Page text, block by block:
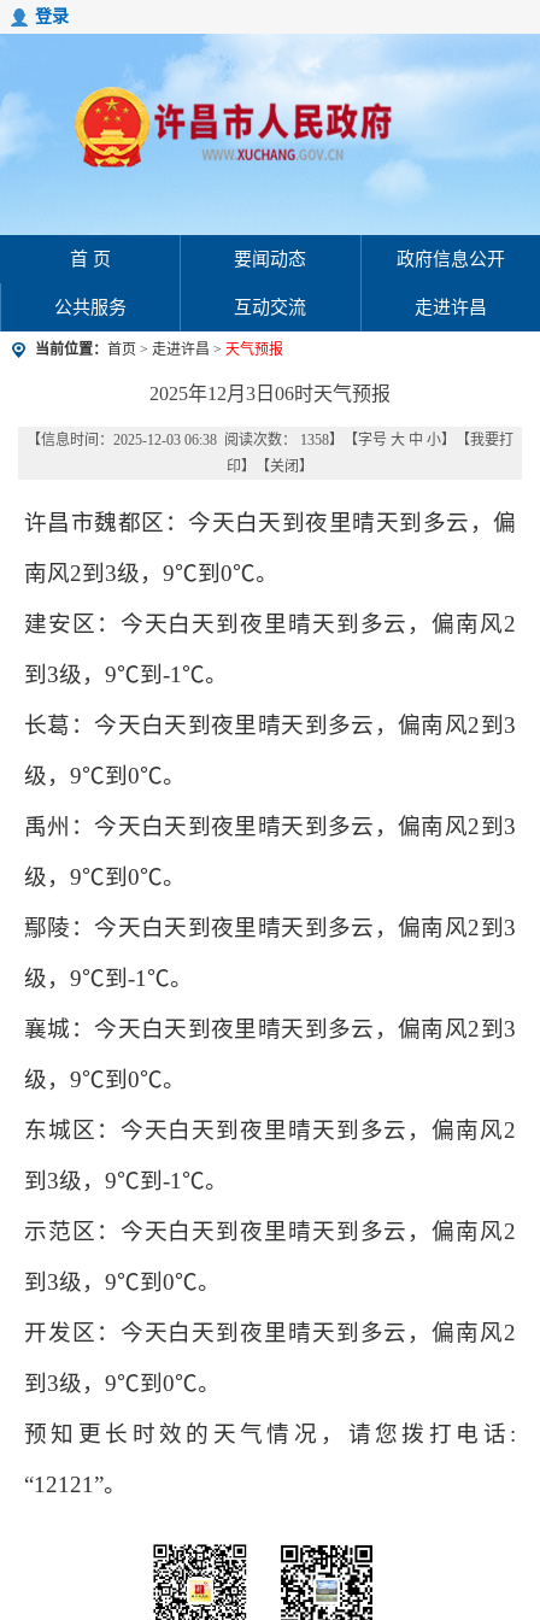
登录
首 页 要闻动态 政府信息公开
公共服务 互动交流 走进许昌
当前位置： 首页 > 走进许昌 > 天气预报
2025年12月3日06时天气预报
【信息时间：2025-12-03 06:38 阅读次数： 1358】【字号 大 中 小】【我要打
印】【关闭 】
许昌市魏都区：今天白天到夜里晴天到多云，偏
南风2到3级，9℃到0℃。
建安区：今天白天到夜里晴天到多云，偏南风2
到3级，9℃到-1℃。
长葛：今天白天到夜里晴天到多云，偏南风2到3
级，9℃到0℃。
禹州：今天白天到夜里晴天到多云，偏南风2到3
级，9℃到0℃。
鄢陵：今天白天到夜里晴天到多云，偏南风2到3
级，9℃到-1℃。
襄城：今天白天到夜里晴天到多云，偏南风2到3
级，9℃到0℃。
东城区：今天白天到夜里晴天到多云，偏南风2
到3级，9℃到-1℃。
示范区：今天白天到夜里晴天到多云，偏南风2
到3级，9℃到0℃。
开发区：今天白天到夜里晴天到多云，偏南风2
到3级，9℃到0℃。
预知更长时效的天气情况，请您拨打电话:
“12121”。